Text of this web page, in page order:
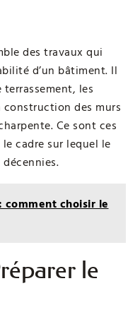
des travaux qui
d’un bâtiment. Il
les
construction des murs
Ce sont ces
cadre sur lequel le
comment choisir le
le